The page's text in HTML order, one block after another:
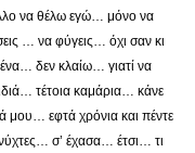
να θέλω εγώ… μόνο να
… να φύγεις… όχι σαν κι
δεν κλαίω… γιατί να
τέτοια καμάρια… κάνε
μου… εφτά χρόνια και πέντε
σ’ έχασα… έτσι… τι